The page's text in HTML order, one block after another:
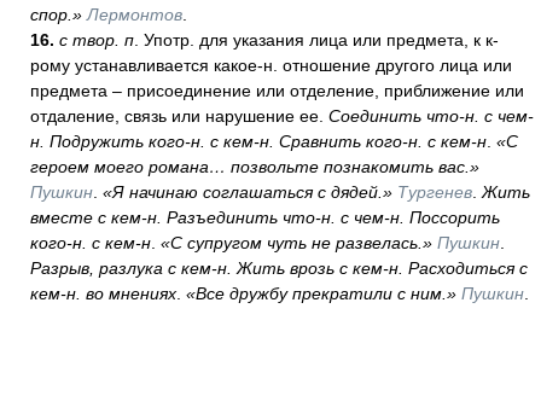
спор.» Лермонтов
16. с твор. п . Употр. для указания лица или предмета, к к-
рому устанавливается какое-н. отношение другого лица или
предмета – присоединение или отделение, приближение или
отдаление, связь или нарушение ее. Соединить что-н. с чем-
н. Подружить кого-н. с кем-н. Сравнить кого-н. с кем-н «С
героем моего романа… позвольте познакомить вас.»
Пушкин «Я начинаю соглашаться с дядей.» Тургенев Жить
вместе с кем-н. Разъединить что-н. с чем-н. Поссорить
кого-н. с кем-н «С супругом чуть не развелась.» Пушкин
Разрыв, разлука с кем-н. Жить врозь с кем-н. Расходиться с
кем-н. во мнениях «Все дружбу прекратили с ним.» Пушкин